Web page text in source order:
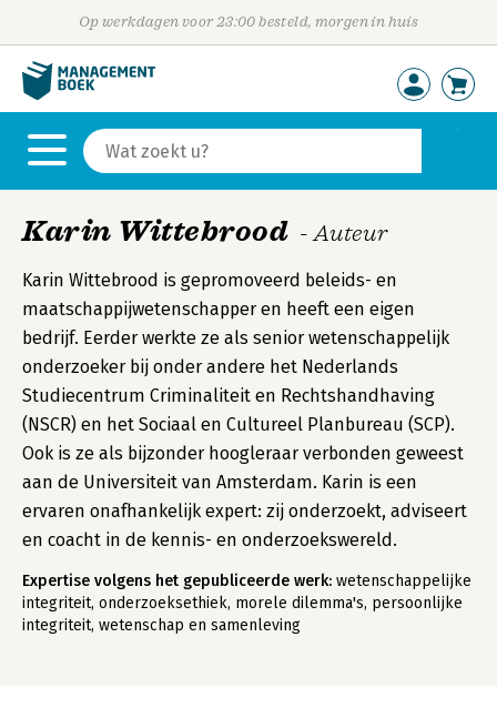
Op werkdagen voor 23:00 besteld, morgen in huis
Karin Wittebrood - Auteur
Karin Wittebrood is gepromoveerd beleids- en
maatschappijwetenschapper en heeft een eigen
bedrijf. Eerder werkte ze als senior wetenschappelijk
onderzoeker bij onder andere het Nederlands
Studiecentrum Criminaliteit en Rechtshandhaving
(NSCR) en het Sociaal en Cultureel Planbureau (SCP).
Ook is ze als bijzonder hoogleraar verbonden geweest
aan de Universiteit van Amsterdam. Karin is een
ervaren onafhankelijk expert: zij onderzoekt, adviseert
en coacht in de kennis- en onderzoekswereld.
Expertise volgens het gepubliceerde werk: wetenschappelijke
integriteit, onderzoeksethiek, morele dilemma's, persoonlijke
integriteit, wetenschap en samenleving